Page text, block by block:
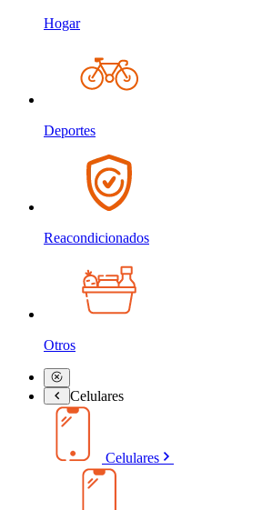
Hogar
Deportes
Reacondicionados
Otros
Celulares
Celulares